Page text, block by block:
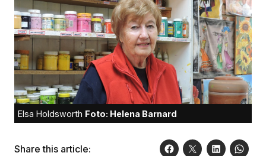
Elsa Holdsworth Foto: Helena Barnard
Share this article: